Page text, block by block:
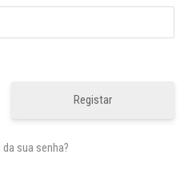
Registar
sua senha?